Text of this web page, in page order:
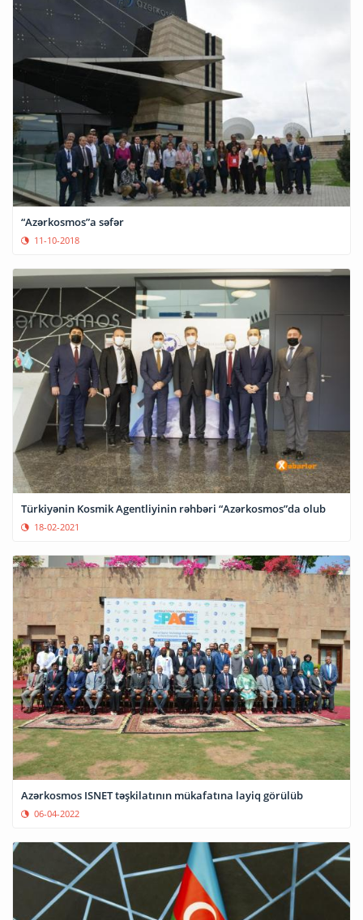
“Azərkosmos”a səfər
11-10-2018
Türkiyənin Kosmik Agentliyinin rəhbəri “Azərkosmos”da olub
18-02-2021
Azərkosmos ISNET təşkilatının mükafatına layiq görülüb
06-04-2022